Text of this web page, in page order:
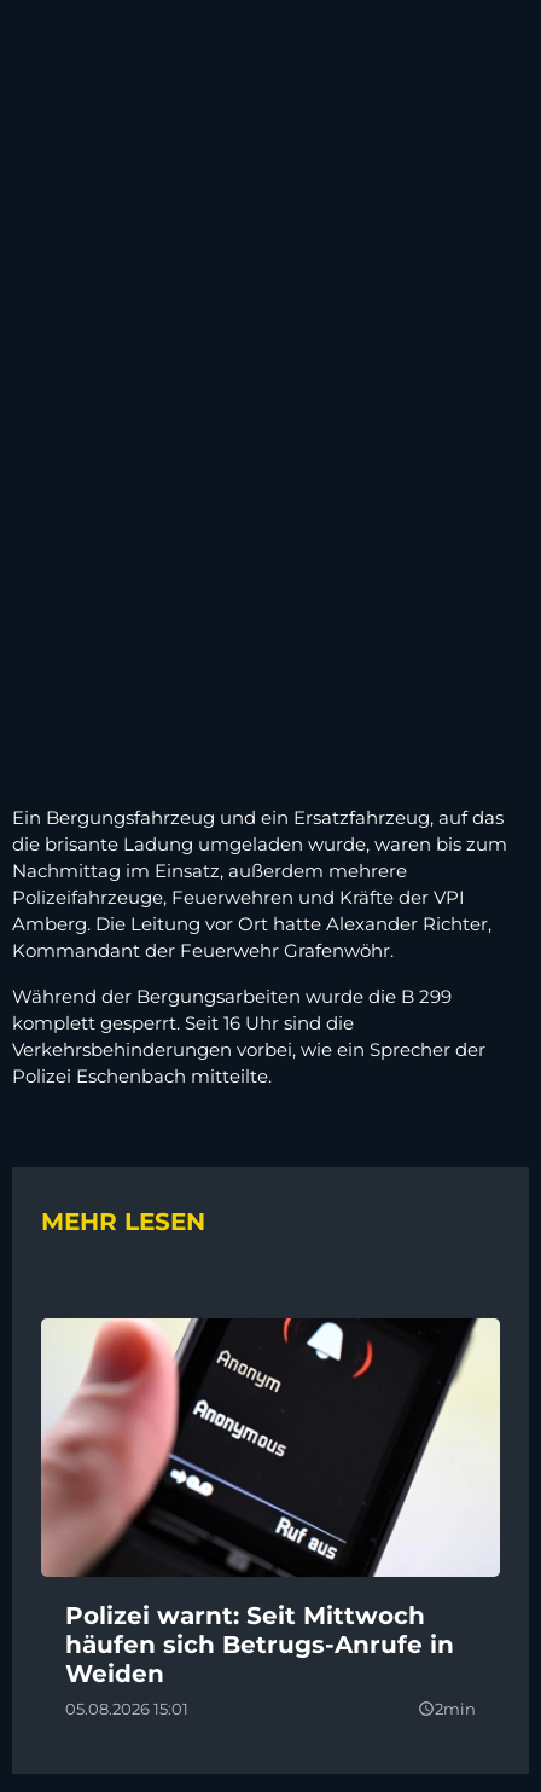
Ein Bergungsfahrzeug und ein Ersatzfahrzeug, auf das
die brisante Ladung umgeladen wurde, waren bis zum
Nachmittag im Einsatz, außerdem mehrere
Polizeifahrzeuge, Feuerwehren und Kräfte der VPI
Amberg. Die Leitung vor Ort hatte Alexander Richter,
Kommandant der Feuerwehr Grafenwöhr.
Während der Bergungsarbeiten wurde die B 299
komplett gesperrt. Seit 16 Uhr sind die
Verkehrsbehinderungen vorbei, wie ein Sprecher der
Polizei Eschenbach mitteilte.
MEHR LESEN
Polizei warnt: Seit Mittwoch
häufen sich Betrugs-Anrufe in
Weiden
05.08.2026 15:01 query_builder2min